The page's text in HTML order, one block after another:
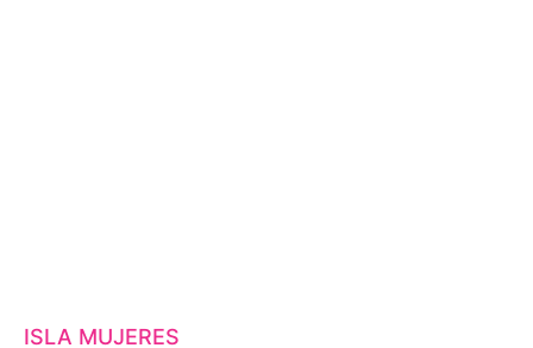
ISLA MUJERES